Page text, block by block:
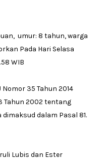
umur: 8 tahun, warga
Pada Hari Selasa
WIB
35 Tahun 2014
Tahun 2002 tentang
dalam Pasal 81.
Lubis dan Ester